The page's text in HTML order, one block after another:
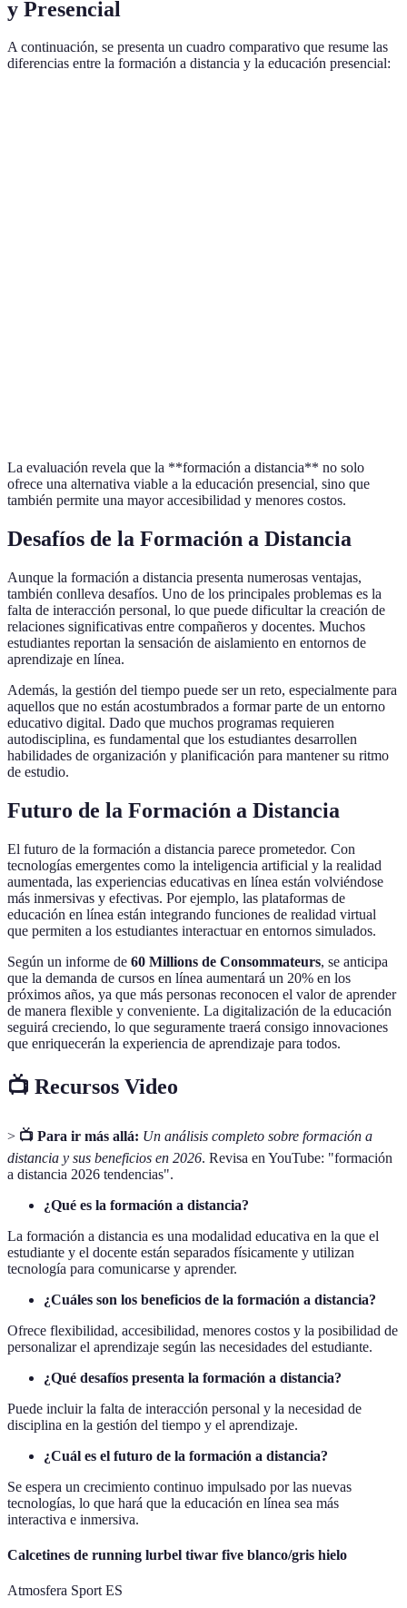
y Presencial
A continuación, se presenta un cuadro comparativo que resume las
diferencias entre la formación a distancia y la educación presencial:
La evaluación revela que la **formación a distancia** no solo
ofrece una alternativa viable a la educación presencial, sino que
también permite una mayor accesibilidad y menores costos.
Desafíos de la Formación a Distancia
Aunque la formación a distancia presenta numerosas ventajas,
también conlleva desafíos. Uno de los principales problemas es la
falta de interacción personal, lo que puede dificultar la creación de
relaciones significativas entre compañeros y docentes. Muchos
estudiantes reportan la sensación de aislamiento en entornos de
aprendizaje en línea.
Además, la gestión del tiempo puede ser un reto, especialmente para
aquellos que no están acostumbrados a formar parte de un entorno
educativo digital. Dado que muchos programas requieren
autodisciplina, es fundamental que los estudiantes desarrollen
habilidades de organización y planificación para mantener su ritmo
de estudio.
Futuro de la Formación a Distancia
El futuro de la formación a distancia parece prometedor. Con
tecnologías emergentes como la inteligencia artificial y la realidad
aumentada, las experiencias educativas en línea están volviéndose
más inmersivas y efectivas. Por ejemplo, las plataformas de
educación en línea están integrando funciones de realidad virtual
que permiten a los estudiantes interactuar en entornos simulados.
Según un informe de 60 Millions de Consommateurs, se anticipa
que la demanda de cursos en línea aumentará un 20% en los
próximos años, ya que más personas reconocen el valor de aprender
de manera flexible y conveniente. La digitalización de la educación
seguirá creciendo, lo que seguramente traerá consigo innovaciones
que enriquecerán la experiencia de aprendizaje para todos.
📺 Recursos Video
> 📺 Para ir más allá: Un análisis completo sobre formación a
distancia y sus beneficios en 2026. Revisa en YouTube: "formación
a distancia 2026 tendencias".
¿Qué es la formación a distancia?
La formación a distancia es una modalidad educativa en la que el
estudiante y el docente están separados físicamente y utilizan
tecnología para comunicarse y aprender.
¿Cuáles son los beneficios de la formación a distancia?
Ofrece flexibilidad, accesibilidad, menores costos y la posibilidad de
personalizar el aprendizaje según las necesidades del estudiante.
¿Qué desafíos presenta la formación a distancia?
Puede incluir la falta de interacción personal y la necesidad de
disciplina en la gestión del tiempo y el aprendizaje.
¿Cuál es el futuro de la formación a distancia?
Se espera un crecimiento continuo impulsado por las nuevas
tecnologías, lo que hará que la educación en línea sea más
interactiva e inmersiva.
Calcetines de running lurbel tiwar five blanco/gris hielo
Atmosfera Sport ES